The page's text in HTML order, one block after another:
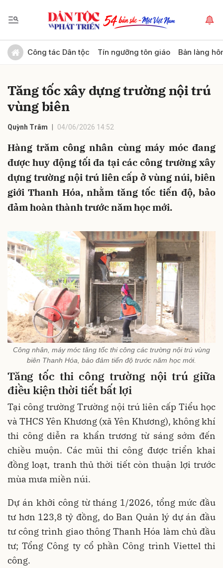
Công tác Dân tộc Tín ngưỡng tôn giáo Bản làng
Tăng tốc xây dựng trường nội trú
vùng biên
Quỳnh Trâm 04/06/2026 14:52
Hàng trăm công nhân cùng máy móc đang
được huy động tối đa tại các công trường xây
dựng trường nội trú liên cấp ở vùng núi, biên
giới Thanh Hóa, nhằm tăng tốc tiến độ, bảo
đảm hoàn thành trước năm học mới.
Công nhân, máy móc tăng tốc thi công các trường nội trú vùng
biên Thanh Hóa, bảo đảm tiến độ trước năm học mới.
Tăng tốc thi công trường nội trú giữa
điều kiện thời tiết bất lợi
Tại công trường Trường nội trú liên cấp Tiểu học
và THCS Yên Khương (xã Yên Khương), không khí
thi công diễn ra khẩn trương từ sáng sớm đến
chiều muộn. Các mũi thi công được triển khai
đồng loạt, tranh thủ thời tiết còn thuận lợi trước
mùa mưa miền núi.
Dự án khởi công từ tháng 1/2026, tổng mức đầu
tư hơn 123,8 tỷ đồng, do Ban Quản lý dự án đầu
tư công trình giao thông Thanh Hóa làm chủ đầu
tư; Tổng Công ty cổ phần Công trình Viettel thi
công.
Gửi bình luận
Hủy Gửi